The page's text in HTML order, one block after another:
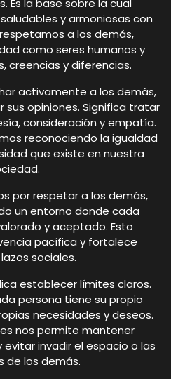
y armoniosas con
a los demás,
como seres humanos y
creencias y diferencias.
activamente a los demás,
sus opiniones. Significa tratar
consideración y empatía.
reconociendo la igualdad
que existe en nuestra
por respetar a los demás,
un entorno donde cada
y aceptado. Esto
pacífica y fortalece
sociales.
establecer límites claros.
persona tiene su propio
necesidades y deseos.
nos permite mantener
invadir el espacio o las
de los demás.